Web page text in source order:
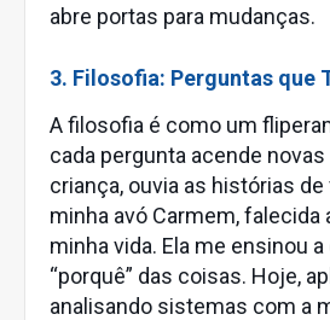
abre portas para mudanças.
3. Filosofia: Perguntas que
A filosofia é como um
cada pergunta acende
criança, ouvia as histórias
minha avó Carmem, falecida
minha vida. Ela me ensinou
“porquê” das coisas. Hoje,
analisando sistemas com a